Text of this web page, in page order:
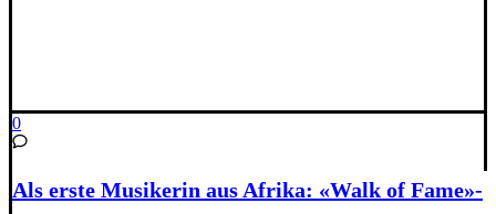
0
Als erste Musikerin aus Afrika: «Walk of Fame»-